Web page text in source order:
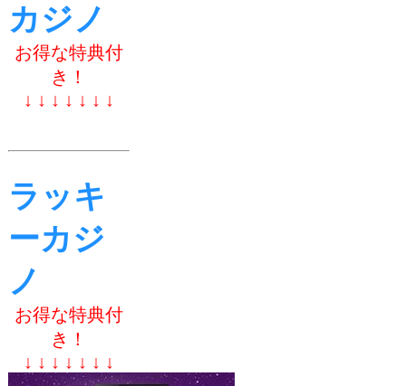
カジノ
お得な特典付
き！
↓ ↓ ↓ ↓ ↓ ↓ ↓
ラッキ
ーカジ
ノ
お得な特典付
き！
↓ ↓ ↓ ↓ ↓ ↓ ↓